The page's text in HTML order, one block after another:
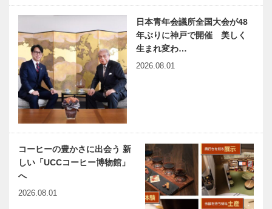
日本青年会議所全国大会が48
年ぶりに神戸で開催 美しく
生まれ変わ…
2026.08.01
コーヒーの豊かさに出会う 新
しい「UCCコーヒー博物館」
へ
2026.08.01